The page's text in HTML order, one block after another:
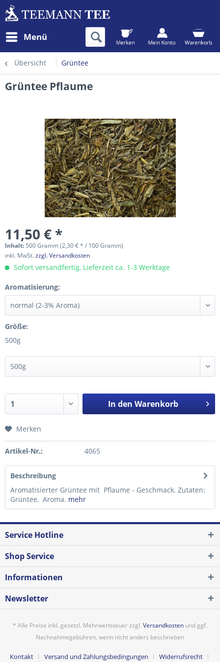
Menü
Übersicht Grüntee
Grüntee Pflaume
11,50 € *
Inhalt: 500 Gramm (2,30 € * / 100 Gramm)
inkl. MwSt.zzgl. Versandkosten
Sofort versandfertig, Lieferzeit ca. 1-3 Werktage
Aromatisierung:
Größe:
500g
In den Warenkorb
Merken
Artikel-Nr.: 4065
Beschreibung
Aromatisierter Grüntee mit Pflaume - Geschmack. Zutaten:
Grüntee, Aroma. mehr
Service Hotline
Shop Service
Informationen
Newsletter
* Alle Preise inkl. gesetzl. Mehrwertsteuer zzgl. Versandkosten und ggf.
Nachnahmegebühren, wenn nicht anders beschrieben
Kontakt Versand und Zahlungsbedingungen Widerrufsrecht